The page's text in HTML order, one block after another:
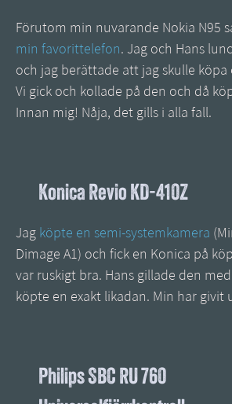
Förutom min nuvarande Nokia N95
min favorittelefon. Jag och Hans
och jag berättade att jag skulle köpa
Vi gick och kollade på den och då
Innan mig! Nåja, det gills i alla fall.
Konica Revio KD-410Z
Jag köpte en semi-systemkamera
Dimage A1) och fick en Konica på
var ruskigt bra. Hans gillade den
köpte en exakt likadan. Min har givit
Philips SBC RU 760